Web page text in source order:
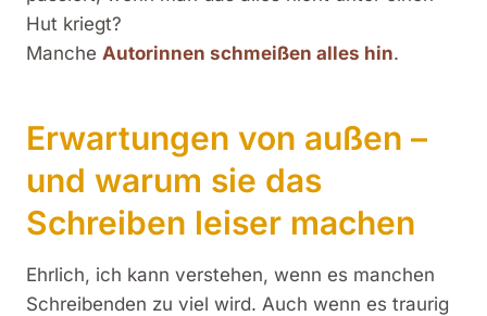
Hut kriegt?
Manche Autorinnen schmeißen alles hin.
Erwartungen von außen –
und warum sie das
Schreiben leiser machen
Ehrlich, ich kann verstehen, wenn es manchen
Schreibenden zu viel wird. Auch wenn es traurig